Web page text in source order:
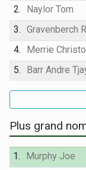
2.
Naylor Tom
3. Gravenberch
4.
Merrie
5.
Barr Andre
Plus grand
1. Murphy Joe